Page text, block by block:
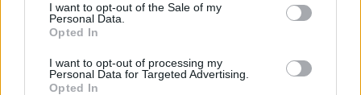
I want to opt-out of the Sale of my
Personal Data.
Opted In
I want to opt-out of processing my
Personal Data for Targeted Advertising.
Opted In